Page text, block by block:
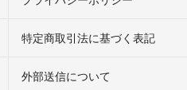
特定商取引法に基づく表記
外部送信について